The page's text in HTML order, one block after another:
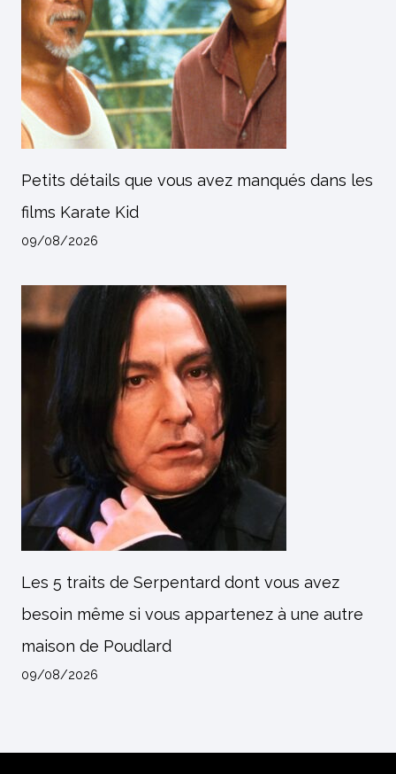
Petits détails que vous avez manqués dans les
films Karate Kid
09/08/2026
Les 5 traits de Serpentard dont vous avez
besoin même si vous appartenez à une autre
maison de Poudlard
09/08/2026